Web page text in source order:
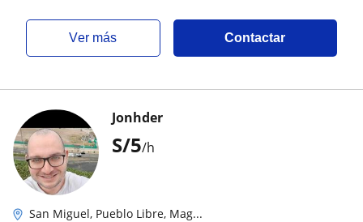
ver más Contactar
S/5/h
Jonhder
San Miguel, Pueblo Libre, Mag...